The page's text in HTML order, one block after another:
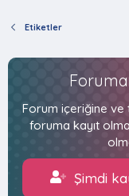
Etiketler
Forum içeriğine ve
foruma kayıt
Şimdi